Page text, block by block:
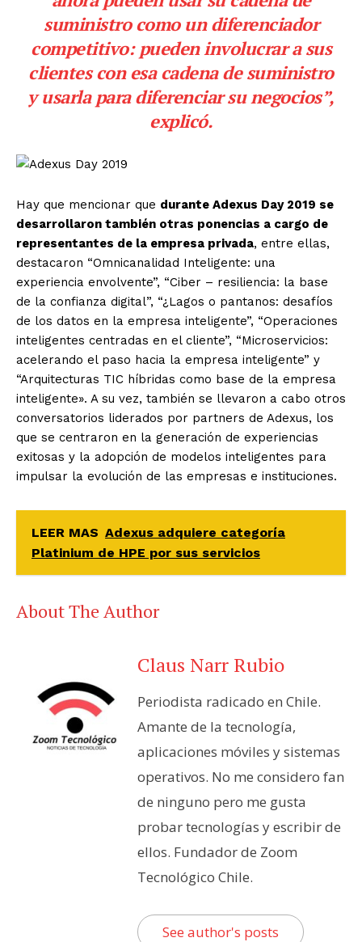
suministro como un diferenciador
competitivo: pueden involucrar a sus
clientes con esa cadena de suministro
y usarla para diferenciar su negocios”,
explicó.
Hay que mencionar que durante Adexus Day 2019 se
desarrollaron también otras ponencias a cargo de
representantes de la empresa privada, entre ellas,
destacaron “Omnicanalidad Inteligente: una
experiencia envolvente”, “Ciber – resiliencia: la base
de la confianza digital”, “¿Lagos o pantanos: desafíos
de los datos en la empresa inteligente”, “Operaciones
inteligentes centradas en el cliente”, “Microservicios:
acelerando el paso hacia la empresa inteligente” y
“Arquitecturas TIC híbridas como base de la empresa
inteligente». A su vez, también se llevaron a cabo otros
conversatorios liderados por partners de Adexus, los
que se centraron en la generación de experiencias
exitosas y la adopción de modelos inteligentes para
impulsar la evolución de las empresas e instituciones.
LEER MAS Adexus adquiere categoría
Platinium de HPE por sus servicios
About The Author
Claus Narr Rubio
Periodista radicado en Chile.
Amante de la tecnología,
aplicaciones móviles y sistemas
operativos. No me considero fan
de ninguno pero me gusta
probar tecnologías y escribir de
ellos. Fundador de Zoom
Tecnológico Chile.
See author's posts